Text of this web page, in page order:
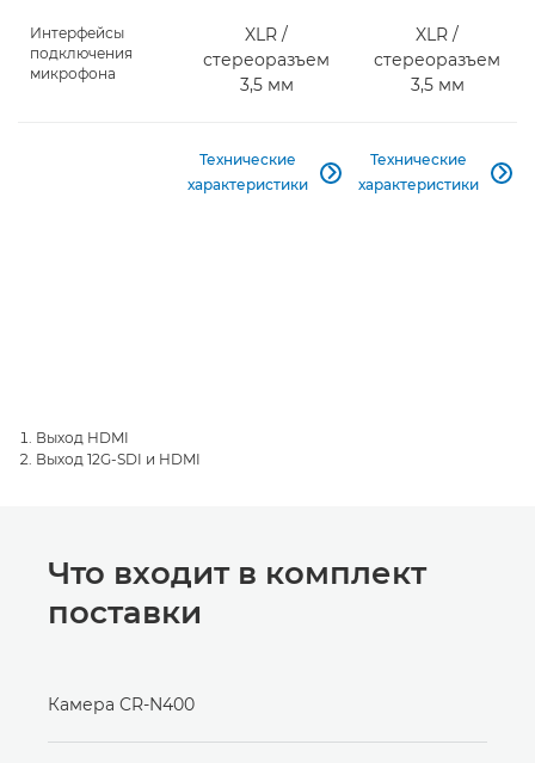
Интерфейсы
подключения
микрофона
XLR /
стереоразъем
3,5 мм
XLR /
стереоразъем
3,5 мм
Технические
характеристики

Технические
характеристики

Выход HDMI
Выход 12G-SDI и HDMI
Что входит в комплект
поставки
Камера CR-N400